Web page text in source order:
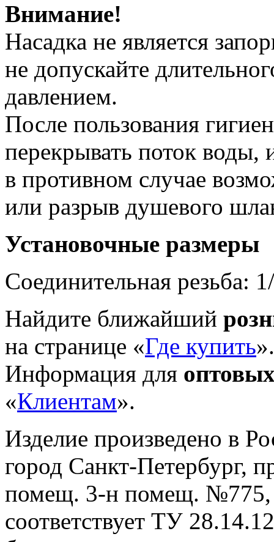
Внимание!
Насадка не является
не допускайте
давлением.
После пользования
перекрывать поток воды,
в противном случае
или разрыв душевого
Установочные размеры
Соединительная резьба:
Найдите ближайший
на странице «Где купить».
Информация для
«Клиентам».
Изделие произведено в
город Санкт-Петербург,
помещ. 3-н помещ. №775,
cоответствует ТУ